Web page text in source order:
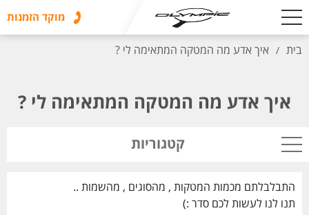
מוקד הזמנות
בית / איך אדע מה המטקה המתאימה לי ?
איך אדע מה המטקה המתאימה לי ?
קטגוריות
התבלבלתם מכמות המטקות , מהסוגים , מהשמות ..
תנו לנו לעשות לכם סדר :)